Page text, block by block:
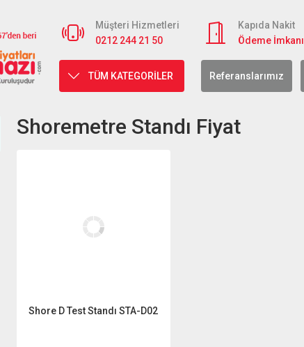
Müşteri Hizmetleri
0212 244 21 50
Kapıda Nakit
Ödeme İmkanı
TÜM KATEGORİLER Referanslarımız
Shoremetre Standı Fiyat
Shore D Test Standı STA-D02